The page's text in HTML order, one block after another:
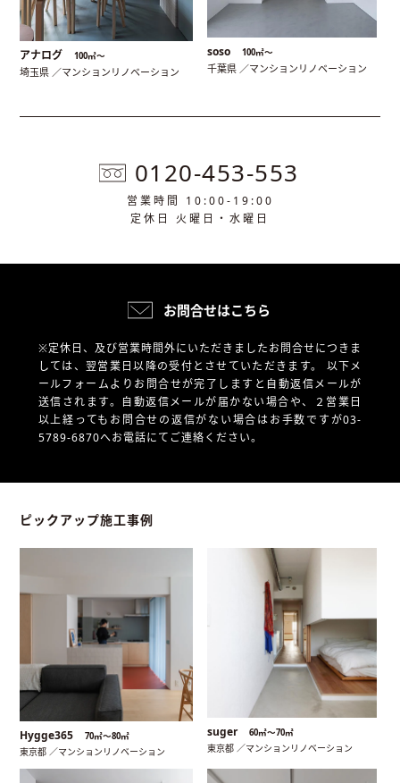
アナログ 100㎡〜
埼玉県 ／マンションリノベーション
soso 100㎡〜
千葉県 ／マンションリノベーション
0120-453-553
営業時間 10:00-19:00
定休日 火曜日・水曜日
お問合せはこちら
※定休日、及び営業時間外にいただきましたお問合せにつきま
しては、翌営業日以降の受付とさせていただきます。 以下メ
ールフォームよりお問合せが完了しますと自動返信メールが
送信されます。自動返信メールが届かない場合や、
２営業日
以上経ってもお問合せの返信がない場合はお手数ですが03-
5789-6870へお電話にてご連絡ください。
ピックアップ施工事例
Hygge365 70㎡〜80㎡
東京都 ／マンションリノベーション
suger 60㎡〜70㎡
東京都 ／マンションリノベーション